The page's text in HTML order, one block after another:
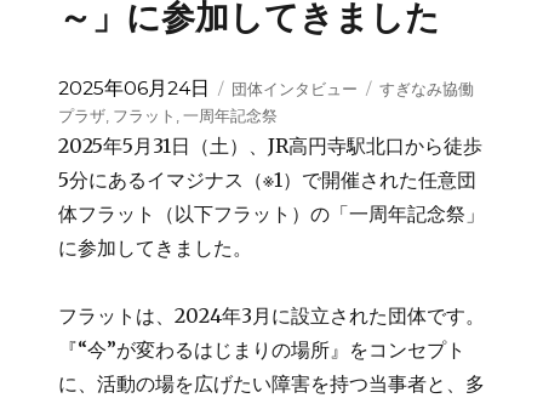
～」に参加してきました
投
稿
日:
2025年06月24日
カ
テ
リ
ー
団体インタビュー
タ
すぎなみ協働
プラザ, フラット 一周年記念祭
2025年5月31日（土）、JR高円寺駅北口から徒歩
5分にあるイマジナス（※1）で開催された任意団
体フラット（以下フラット）の「一周年記念祭」
に参加してきました。
フラットは、2024年3月に設立された団体です。
『“今”が変わるはじまりの場所』をコンセプト
に、活動の場を広げたい障害を持つ当事者と、多